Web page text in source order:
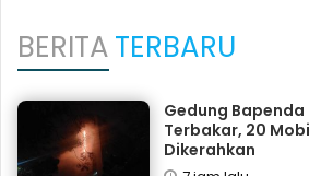
BERITATERBARU
Gedung
Terbakar, 20
Dikerahkan